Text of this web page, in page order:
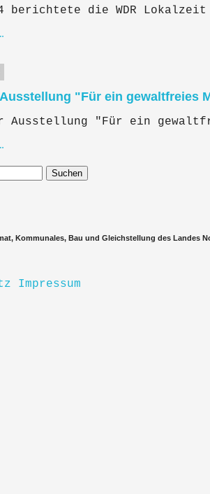
berichtete die WDR Lokalzeit
"Für ein gewaltfreies
Ausstellung "Für ein
Suchen
Kommunales, Bau und Gleichstellung des Landes
Impressum